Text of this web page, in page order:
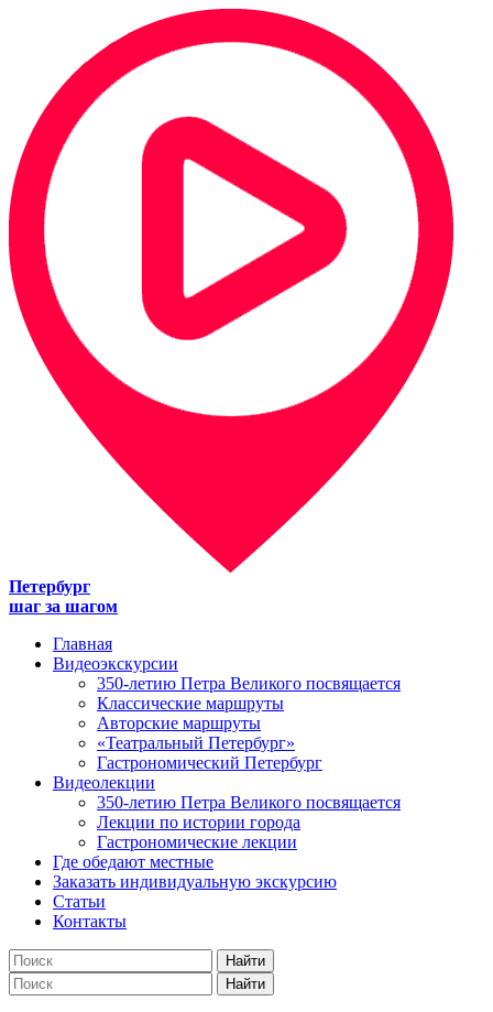
Петербург
шаг за шагом
Главная
Видеоэкскурсии
350-летию Петра Великого посвящается
Классические маршруты
Авторские маршруты
«Театральный Петербург»
Гастрономический Петербург
Видеолекции
350-летию Петра Великого посвящается
Лекции по истории города
Гастрономические лекции
Где обедают местные
Заказать индивидуальную экскурсию
Статьи
Контакты
Найти
Найти